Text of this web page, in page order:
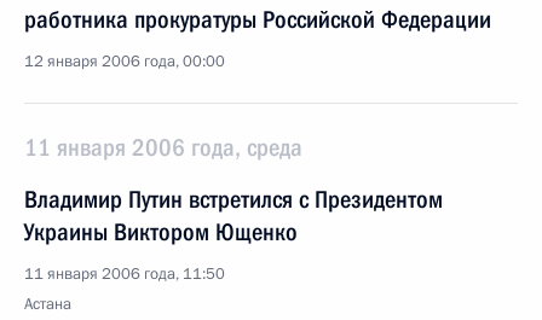
работника прокуратуры Российской Федерации
12 января 2006 года, 00:00
11 января 2006 года, среда
Владимир Путин встретился с Президентом
Украины Виктором Ющенко
11 января 2006 года, 11:50
Астана